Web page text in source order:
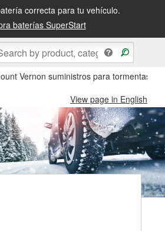
correcta para tu vehículo.
baterías SuperStart
Vernon suministros para tormentas
View page in English